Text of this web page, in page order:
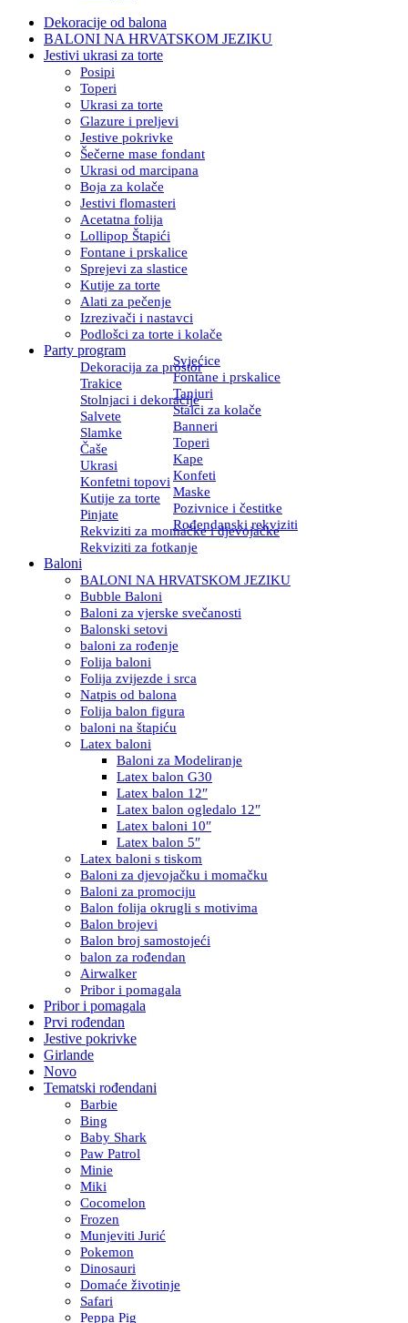
Dekoracije od balona
BALONI NA HRVATSKOM JEZIKU
Jestivi ukrasi za torte
Posipi
Toperi
Ukrasi za torte
Glazure i preljevi
Jestive pokrivke
Šečerne mase fondant
Ukrasi od marcipana
Boja za kolače
Jestivi flomasteri
Acetatna folija
Lollipop Štapići
Fontane i prskalice
Sprejevi za slastice
Kutije za torte
Alati za pečenje
Izrezivači i nastavci
Podlošci za torte i kolače
Party program
Dekoracija za prostor
Svjećice
Trakice
Fontane i prskalice
Stolnjaci i dekoracije
Tanjuri
Salvete
Stalci za kolače
Slamke
Banneri
Čaše
Toperi
Ukrasi
Kape
Konfetni topovi Konfeti
Kutije za torte
Maske
Pinjate
Pozivnice i čestitke
Rekviziti za momačke i djevojačke
Rođendanski rekviziti
Rekviziti za fotkanje
Baloni
BALONI NA HRVATSKOM JEZIKU
Bubble Baloni
Baloni za vjerske svečanosti
Balonski setovi
baloni za rođenje
Folija baloni
Folija zvijezde i srca
Natpis od balona
Folija balon figura
baloni na štapiću
Latex baloni
Baloni za Modeliranje
Latex balon G30
Latex balon 12″
Latex balon ogledalo 12″
Latex baloni 10″
Latex balon 5″
Latex baloni s tiskom
Baloni za djevojačku i momačku
Baloni za promociju
Balon folija okrugli s motivima
Balon brojevi
Balon broj samostojeći
balon za rođendan
Airwalker
Pribor i pomagala
Pribor i pomagala
Prvi rođendan
Jestive pokrivke
Girlande
Novo
Tematski rođendani
Barbie
Bing
Baby Shark
Paw Patrol
Minie
Miki
Cocomelon
Frozen
Munjeviti Jurić
Pokemon
Dinosauri
Domaće životinje
Safari
Peppa Pig